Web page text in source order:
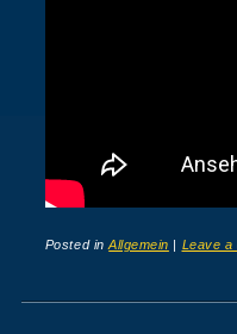
Posted inAllgemein | Leave a